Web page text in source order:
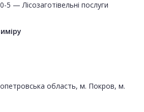
5 — Лісозаготівельні послуги
область, м. Покров, м.